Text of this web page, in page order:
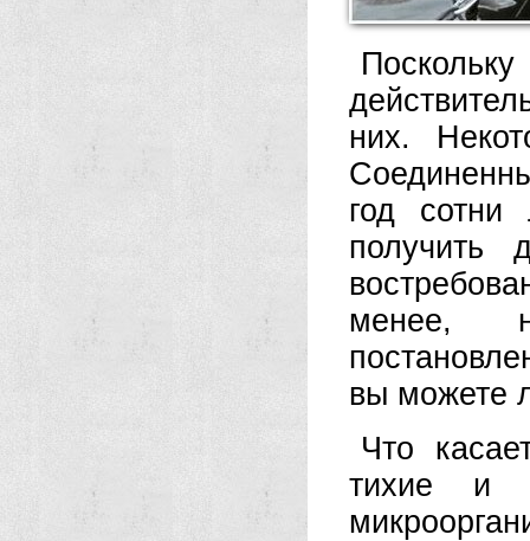
них.
год сотни
получить
менее,
вы можете
Что
тихие и